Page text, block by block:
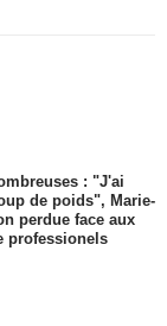
: "J'ai
de poids", Marie-
perdue face aux
professionels